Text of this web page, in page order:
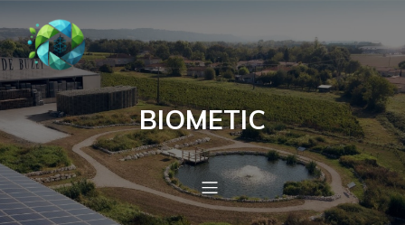
BIOMETIC